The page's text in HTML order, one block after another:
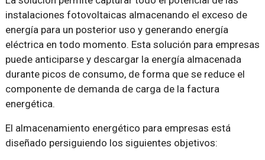
instalaciones fotovoltaicas almacenando el exceso de
energía para un posterior uso y generando energía
eléctrica en todo momento. Esta solución para empresas
puede anticiparse y descargar la energía almacenada
durante picos de consumo, de forma que se reduce el
componente de demanda de carga de la factura
energética.
El almacenamiento energético para empresas está
diseñado persiguiendo los siguientes objetivos: